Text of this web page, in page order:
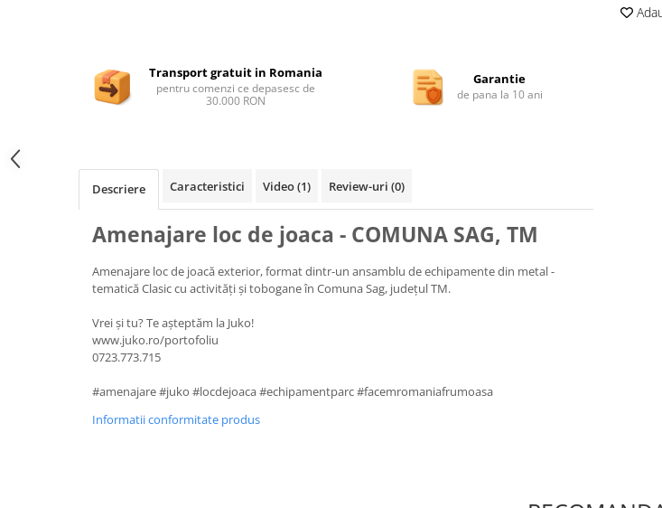
Transport gratuit in Romania
pentru comenzi ce depasesc de
30.000 RON
Garantie
de pana la 10 ani
Descriere Caracteristici Video(1) Review-uri (0)
Amenajare loc de joaca - COMUNA SAG, TM
Amenajare loc de joacă exterior, format dintr-un ansamblu de echipamente din metal -
tematică Clasic cu activități și tobogane în Comuna Sag, județul TM.
Vrei și tu? Te așteptăm la Juko!
www.juko.ro/portofoliu
0723.773.715
#amenajare #juko #locdejoaca #echipamentparc #facemromaniafrumoasa
Informatii conformitate produs